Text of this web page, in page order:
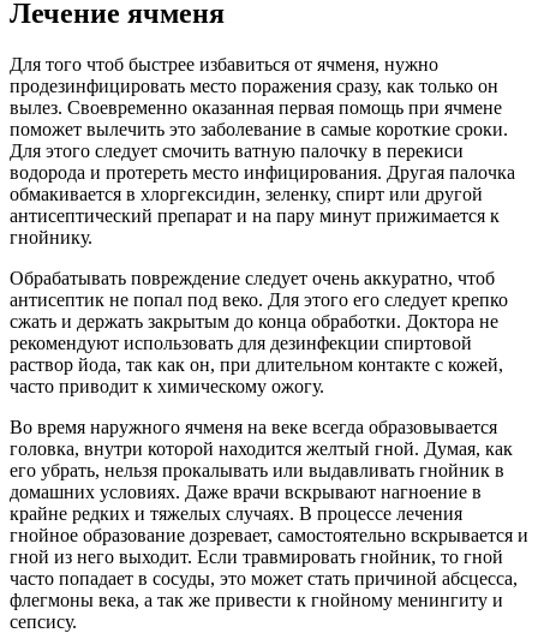
Лечение ячменя
Для того чтоб быстрее избавиться от ячменя, нужно
продезинфицировать место поражения сразу, как только он
вылез. Своевременно оказанная первая помощь при ячмене
поможет вылечить это заболевание в самые короткие сроки.
Для этого следует смочить ватную палочку в перекиси
водорода и протереть место инфицирования. Другая палочка
обмакивается в хлоргексидин, зеленку, спирт или другой
антисептический препарат и на пару минут прижимается к
гнойнику.
Обрабатывать повреждение следует очень аккуратно, чтоб
антисептик не попал под веко. Для этого его следует крепко
сжать и держать закрытым до конца обработки. Доктора не
рекомендуют использовать для дезинфекции спиртовой
раствор йода, так как он, при длительном контакте с кожей,
часто приводит к химическому ожогу.
Во время наружного ячменя на веке всегда образовывается
головка, внутри которой находится желтый гной. Думая, как
его убрать, нельзя прокалывать или выдавливать гнойник в
домашних условиях. Даже врачи вскрывают нагноение в
крайне редких и тяжелых случаях. В процессе лечения
гнойное образование дозревает, самостоятельно вскрывается и
гной из него выходит. Если травмировать гнойник, то гной
часто попадает в сосуды, это может стать причиной абсцесса,
флегмоны века, а так же привести к гнойному менингиту и
сепсису.